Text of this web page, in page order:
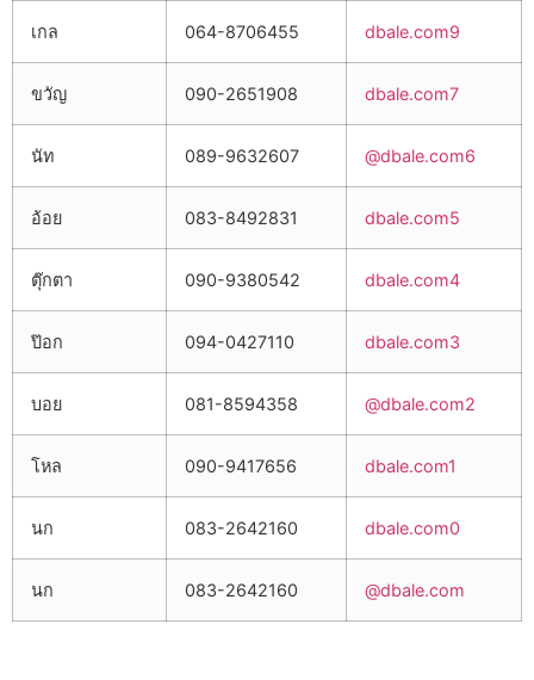
เกล 064-8706455 dbale.com9
ขวัญ 090-2651908 dbale.com7
นัท 089-9632607 @dbale.com6
อ้อย 083-8492831 dbale.com5
ตุ๊กตา 090-9380542 dbale.com4
ป๊อก 094-0427110 dbale.com3
บอย 081-8594358 @dbale.com2
โหล 090-9417656 dbale.com1
นก 083-2642160 dbale.com0
นก 083-2642160 @dbale.com